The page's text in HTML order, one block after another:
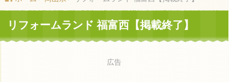
リフォームランド 福富西【掲載終了】